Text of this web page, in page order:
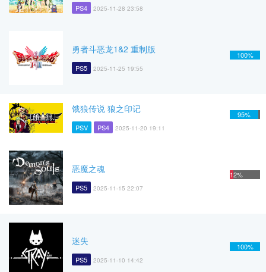
PS4 2025-11-28 23:58
勇者斗恶龙1&2 重制版
PS5 2025-11-25 19:55
100%
饿狼传说 狼之印记
PSV PS4 2025-11-20 19:11
95%
恶魔之魂
PS5 2025-11-15 22:07
12%
迷失
PS5 2025-11-10 14:42
100%